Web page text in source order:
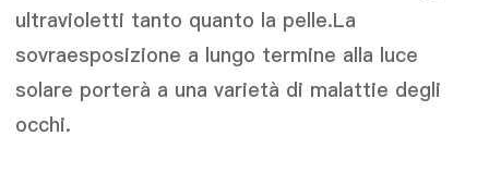
ultravioletti tanto quanto la pelle.La
sovraesposizione a lungo termine alla luce
solare porterà a una varietà di malattie degli
occhi.